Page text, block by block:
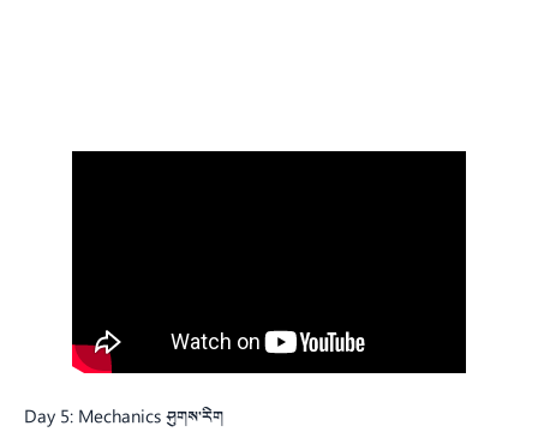
Day 5: Mechanics ཤུགས་རིག